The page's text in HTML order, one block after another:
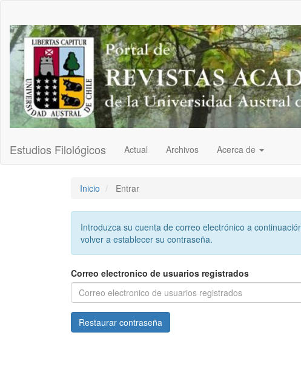
Contenido
principal
Barra
lateral
Estudios Filológicos Actual Archivos Acerca de
Inicio Entrar
Introduzca su cuenta de correo electrónico a
volver a establecer su contraseña.
Correo electronico de usuarios registrados
Restaurar contraseña